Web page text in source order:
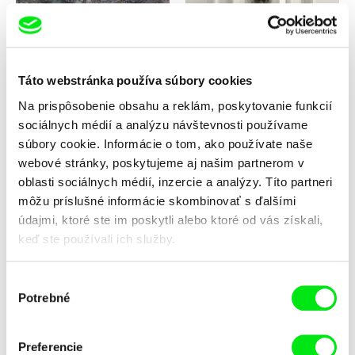
Táto webstránka používa súbory cookies
Na prispôsobenie obsahu a reklám, poskytovanie funkcií
sociálnych médií a analýzu návštevnosti používame
súbory cookie. Informácie o tom, ako používate naše
webové stránky, poskytujeme aj našim partnerom v
oblasti sociálnych médií, inzercie a analýzy. Títo partneri
môžu príslušné informácie skombinovať s ďalšími
údajmi, ktoré ste im poskytli alebo ktoré od vás získali,
keď ste používali ich služby.
súhlasu
Potrebné
Preferencie
Dorota Vlnová
Po nás potopa
Andrea Kalinová
Po sezóne
Martin Mareček